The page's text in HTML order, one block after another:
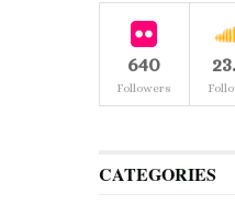
640
Followers
CATEGORIES